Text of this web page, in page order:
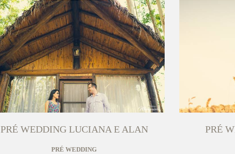
PRÉ WEDDING LUCIANA E ALAN
PRÉ WEDDING
PRÉ